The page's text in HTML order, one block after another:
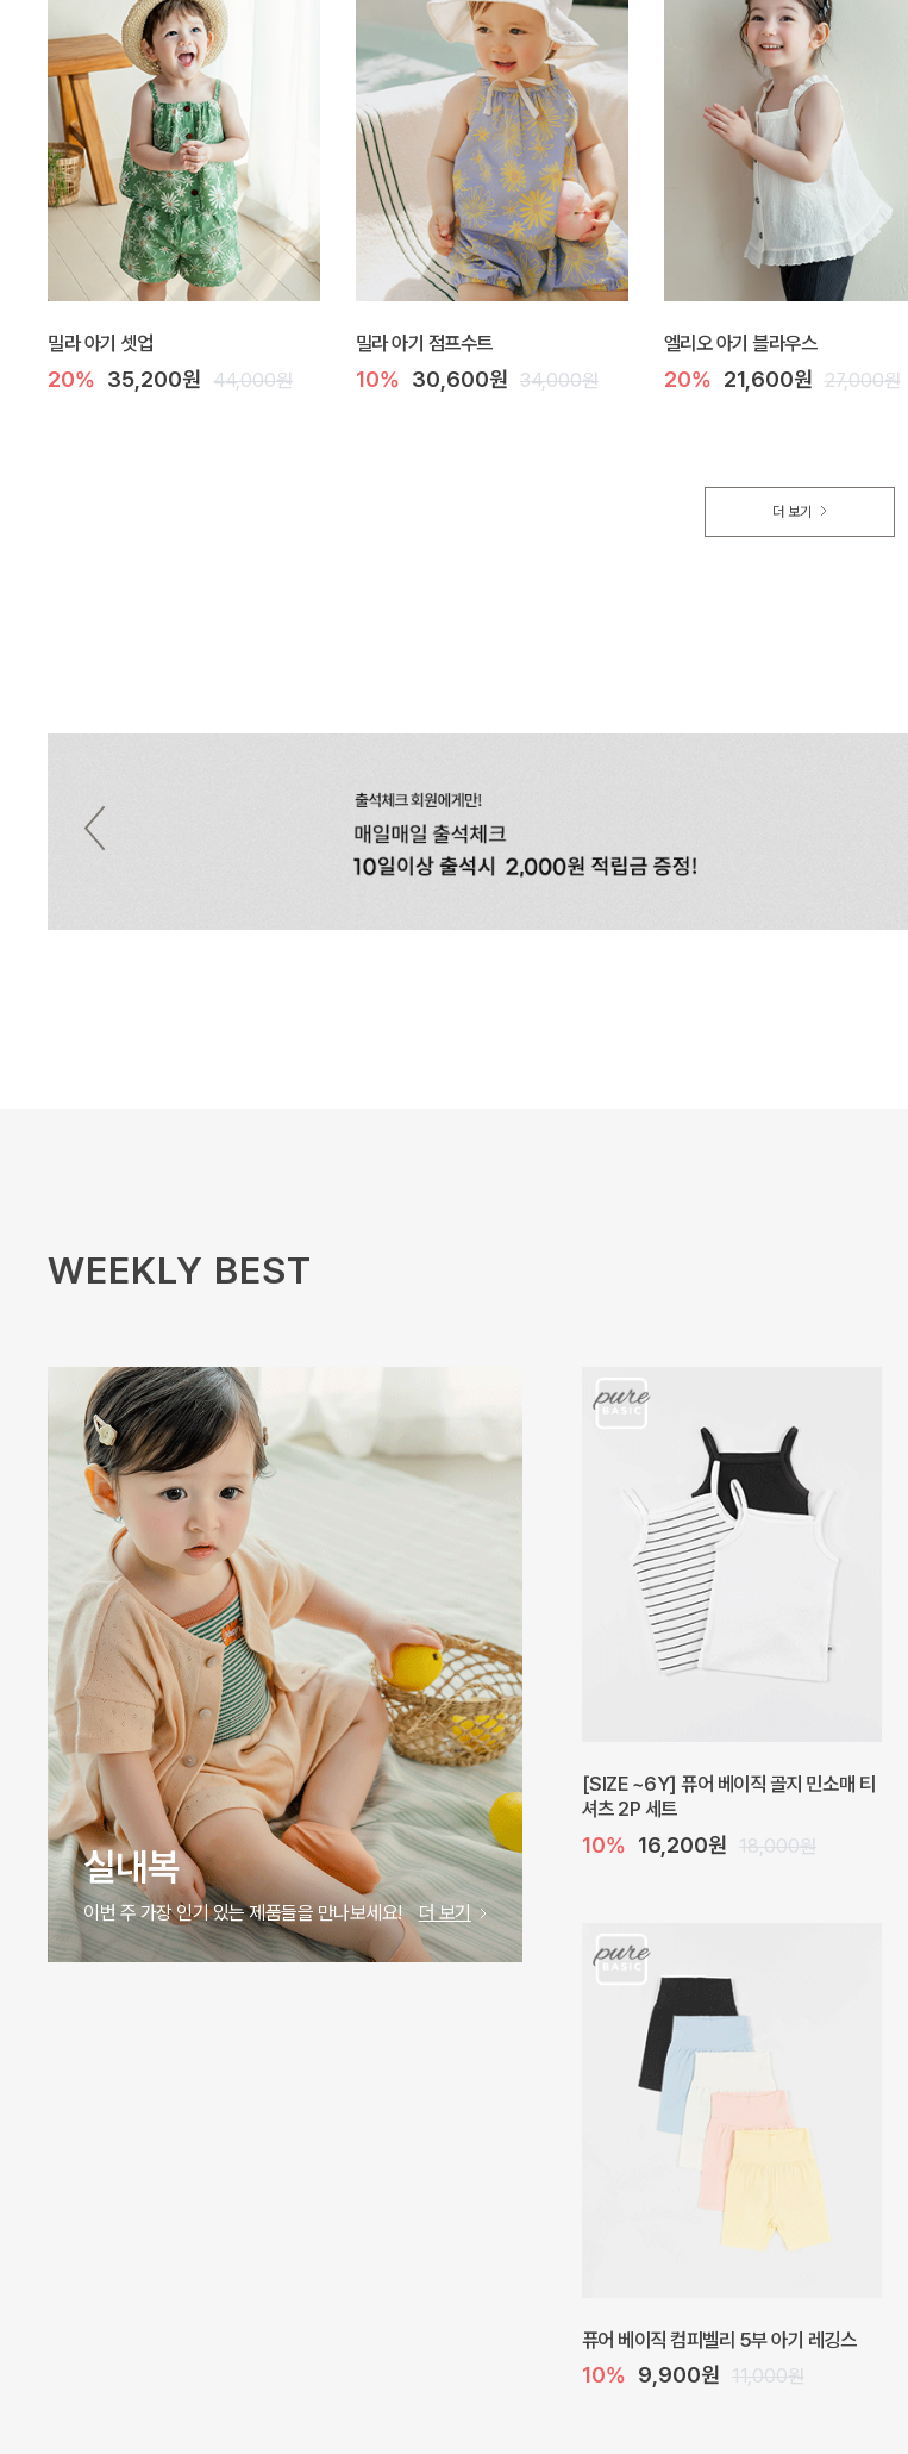
밀라 아기 셋업
20% 35,200원 44,000원
밀라 아기 점프수트
10% 30,600원 34,000원
엘리오 아기 블라우스
20% 21,600원 27,000원
더 보기
WEEKLY BEST
원피스
이번 주 가장 인기 있는 제품들을 만나보세요! 더 보기
캐더린 뷔스티에 미니 아기 원피스
10% 24,300원
20% 29,600원 37,000원